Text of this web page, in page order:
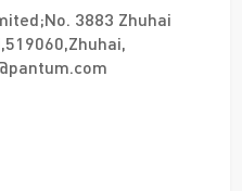
3883 Zhuhai